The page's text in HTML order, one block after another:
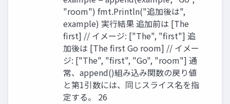
"room") fmt.Println("追加後は",
example) 実行結果 追加前は [The
first] // イメージ: ["The", "first"] 追
加後は [The first Go room] // イメー
ジ: ["The", "first", "Go", "room"] 通
常、append()組み込み関数の戻り値
と第1引数には、同じスライス名を指
定する。 26